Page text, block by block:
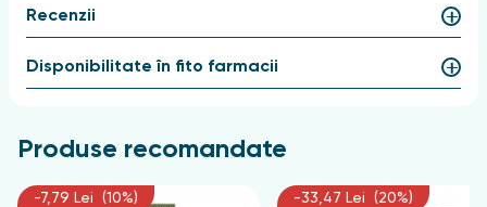
săptămână, întinzând uniform pe suprafața corpului
și apoi clătiți bine.
Rezultate
sănătoasă.
Recenzii
Disponibilitate în fito farmacii
Produse recomandate
-7,79 Lei (10%) -33,47 Lei (20%)